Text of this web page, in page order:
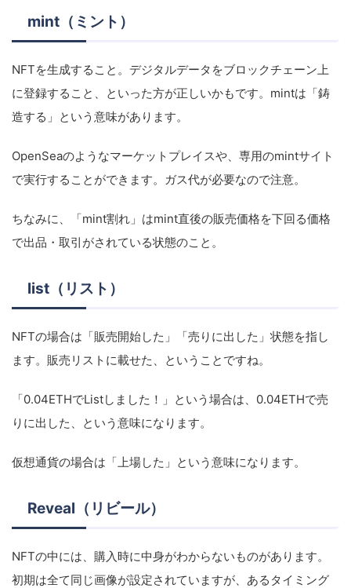
mint（ミント）
NFTを生成すること。デジタルデータをブロックチェーン上
に登録すること、といった方が正しいかもです。mintは「鋳
造する」という意味があります。
OpenSeaのようなマーケットプレイスや、専用のmintサイト
で実行することができます。ガス代が必要なので注意。
ちなみに、「mint割れ」はmint直後の販売価格を下回る価格
で出品・取引がされている状態のこと。
list（リスト）
NFTの場合は「販売開始した」「売りに出した」状態を指し
ます。販売リストに載せた、ということですね。
「0.04ETHでListしました！」という場合は、0.04ETHで売
りに出した、という意味になります。
仮想通貨の場合は「上場した」という意味になります。
Reveal（リビール）
NFTの中には、購入時に中身がわからないものがあります。
初期は全て同じ画像が設定されていますが、あるタイミング